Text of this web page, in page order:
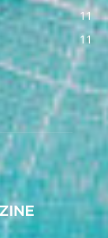
11
11